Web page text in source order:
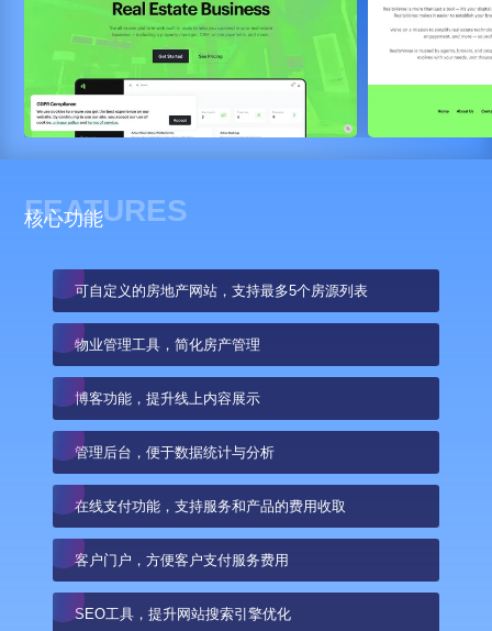
FEATURES
核心功能
可自定义的房地产网站，支持最多5个房源列表
物业管理工具，简化房产管理
博客功能，提升线上内容展示
管理后台，便于数据统计与分析
在线支付功能，支持服务和产品的费用收取
客户门户，方便客户支付服务费用
SEO工具，提升网站搜索引擎优化